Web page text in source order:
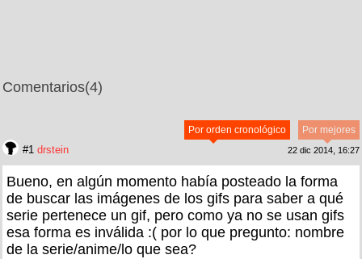
Comentarios(4)
Por mejores
Por orden cronológico
#1 drstein 22 dic 2014, 16:27
Bueno, en algún momento había posteado la forma
de buscar las imágenes de los gifs para saber a qué
serie pertenece un gif, pero como ya no se usan gifs
esa forma es inválida :( por lo que pregunto: nombre
de la serie/anime/lo que sea?